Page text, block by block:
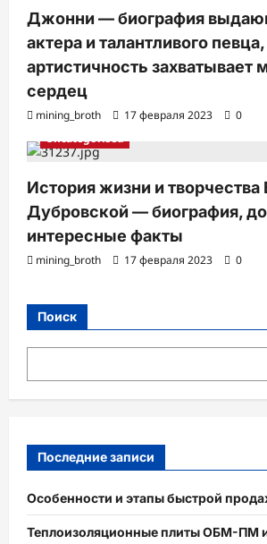
Джонни — биография
актера и талантливого
артистичность захватывает
сердец
mining_broth 17 февраля 2023
0
Uncategorised
История жизни и творчества
Дубровской — биография,
интересные факты
mining_broth 17 февраля 2023 0
Поиск
Последние записи
Особенности и этапы быстрой
Теплоизоляционные плиты ОБМ-ПМ